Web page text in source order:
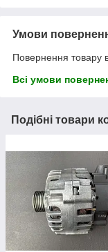
Умови
Повернення товару
Всі умови
Подібні товари